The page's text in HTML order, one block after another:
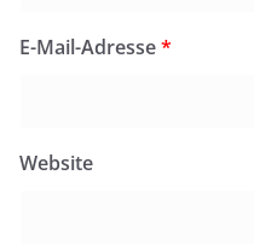
E-Mail-Adresse*
Website